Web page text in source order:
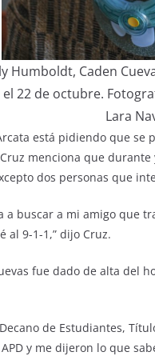
Humboldt, Caden
22 de octubre.
Lara
está pidiendo que se
menciona que
dos personas que
a buscar a mi amigo que
al 9-1-1,” dijo Cruz.
fue dado de alta del
de Estudiantes,
y me dijeron lo que